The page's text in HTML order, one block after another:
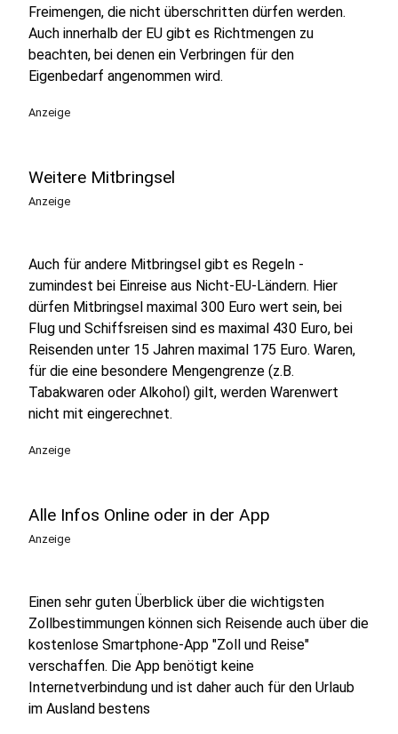
Freimengen, die nicht überschritten dürfen werden.
Auch innerhalb der EU gibt es Richtmengen zu
beachten, bei denen ein Verbringen für den
Eigenbedarf angenommen wird.
Anzeige
Weitere Mitbringsel
Anzeige
Auch für andere Mitbringsel gibt es Regeln -
zumindest bei Einreise aus Nicht-EU-Ländern. Hier
dürfen Mitbringsel maximal 300 Euro wert sein, bei
Flug und Schiffsreisen sind es maximal 430 Euro, bei
Reisenden unter 15 Jahren maximal 175 Euro. Waren,
für die eine besondere Mengengrenze (z.B.
Tabakwaren oder Alkohol) gilt, werden Warenwert
nicht mit eingerechnet.
Anzeige
Alle Infos Online oder in der App
Anzeige
Einen sehr guten Überblick über die wichtigsten
Zollbestimmungen können sich Reisende auch über die
kostenlose Smartphone-App "Zoll und Reise"
verschaffen. Die App benötigt keine
Internetverbindung und ist daher auch für den Urlaub
im Ausland bestens